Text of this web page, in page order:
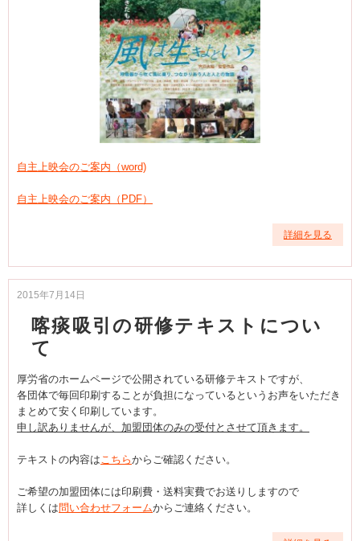
自主上映会のご案内（word)
自主上映会のご案内（PDF）
詳細を見る
2015年7月14日
喀痰吸引の研修テキストについ
て
厚労省のホームページで公開されている研修テキストですが、
各団体で毎回印刷することが負担になっているというお声をいただき
まとめて安く印刷しています。
申し訳ありませんが、加盟団体のみの受付とさせて頂きます。
テキストの内容はこちらからご確認ください。
ご希望の加盟団体には印刷費・送料実費でお送りしますので
詳しくは問い合わせフォームからご連絡ください。